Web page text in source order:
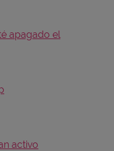
apagado el
activo